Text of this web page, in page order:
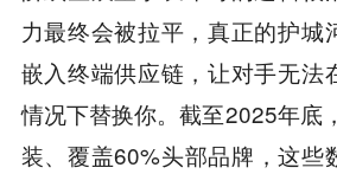
力最终会被拉平，真正的护城
嵌入终端供应链，让对手无法
情况下替换你。截至2025年底
装、覆盖60%头部品牌，这些